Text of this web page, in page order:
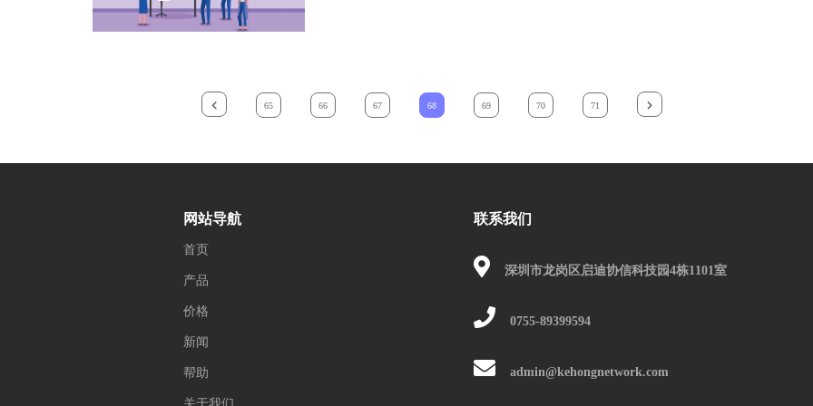
65 66 67 68 69 70 71
网站导航
首页
产品
价格
新闻
帮助
联系我们
深圳市龙岗区启迪协信科技园4栋1101室
0755-89399594
admin@kehongnetwork.com